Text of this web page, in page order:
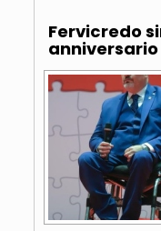
Fervicredo
anniversario